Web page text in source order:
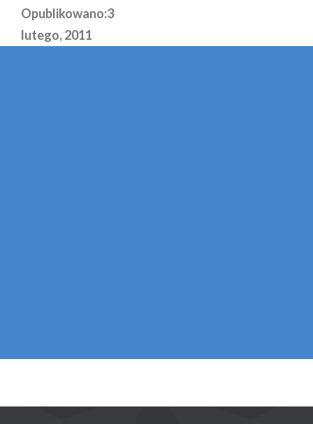
Opublikowano:3
lutego, 2011